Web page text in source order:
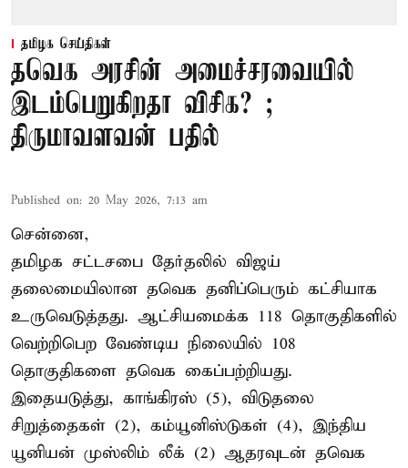
தமிழக செய்திகள்
தவெக அரசின் அமைச்சரவையில்
இடம்பெறுகிறதா விசிக? ;
திருமாவளவன் பதில்
Published on: 20 May 2026, 7:13 am
சென்னை,
தமிழக சட்டசபை தேர்தலில் விஜய்
தலைமையிலான தவெக தனிப்பெரும் கட்சியாக
உருவெடுத்தது. ஆட்சியமைக்க 118 தொகுதிகளில்
வெற்றிபெற வேண்டிய நிலையில் 108
தொகுதிகளை தவெக கைப்பற்றியது.
இதையடுத்து, காங்கிரஸ் (5), விடுதலை
சிறுத்தைகள் (2), கம்யூனிஸ்டுகள் (4), இந்திய
யூனியன் முஸ்லிம் லீக் (2) ஆதரவுடன் தவெக